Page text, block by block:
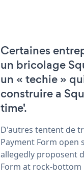
Certaines
un bricolage
un « techie »
construire a
time'.
D'autres tentent de
Payment Form open
allegedly proposent
Form at rock-bottom